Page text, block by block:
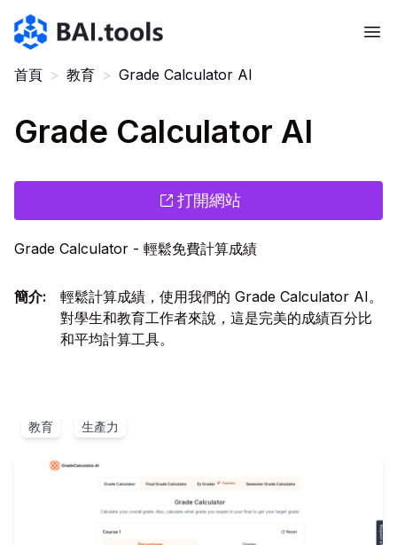
Bai.tools
首頁 > 教育 > Grade Calculator AI
Grade Calculator AI
打開網站
Grade Calculator - 輕鬆免費計算成績
簡介:
輕鬆計算成績，使用我們的 Grade Calculator AI。
對學生和教育工作者來說，這是完美的成績百分比
和平均計算工具。
教育 生產力